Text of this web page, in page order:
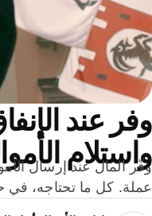
عند
كل ما تحتاجه، في